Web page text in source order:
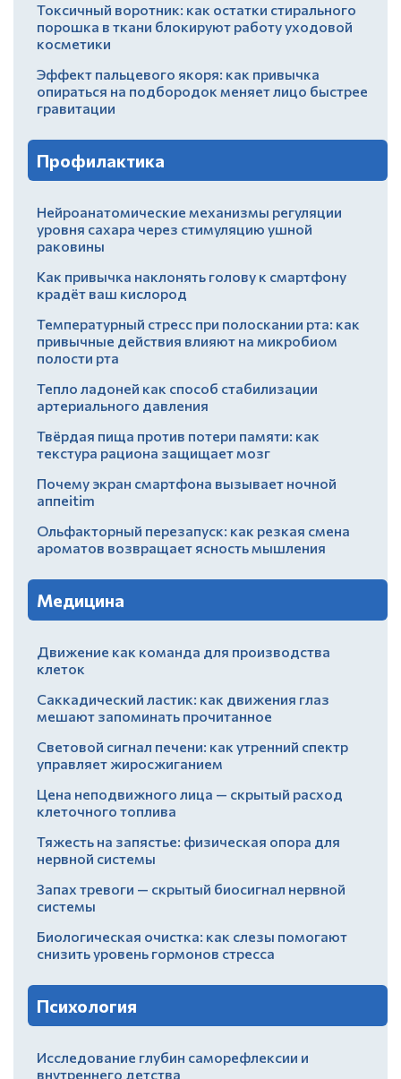
Токсичный воротник: как остатки стирального
порошка в ткани блокируют работу уходовой
косметики
Эффект пальцевого якоря: как привычка
опираться на подбородок меняет лицо быстрее
гравитации
Профилактика
Нейроанатомические механизмы регуляции
уровня сахара через стимуляцию ушной
раковины
Как привычка наклонять голову к смартфону
крадёт ваш кислород
Температурный стресс при полоскании рта: как
привычные действия влияют на микробиом
полости рта
Тепло ладоней как способ стабилизации
артериального давления
Твёрдая пища против потери памяти: как
текстура рациона защищает мозг
Почему экран смартфона вызывает ночной
аппеitim
Ольфакторный перезапуск: как резкая смена
ароматов возвращает ясность мышления
Медицина
Движение как команда для производства
клеток
Саккадический ластик: как движения глаз
мешают запоминать прочитанное
Световой сигнал печени: как утренний спектр
управляет жиросжиганием
Цена неподвижного лица — скрытый расход
клеточного топлива
Тяжесть на запястье: физическая опора для
нервной системы
Запах тревоги — скрытый биосигнал нервной
системы
Биологическая очистка: как слезы помогают
снизить уровень гормонов стресса
Психология
Исследование глубин саморефлексии и
внутреннего детства